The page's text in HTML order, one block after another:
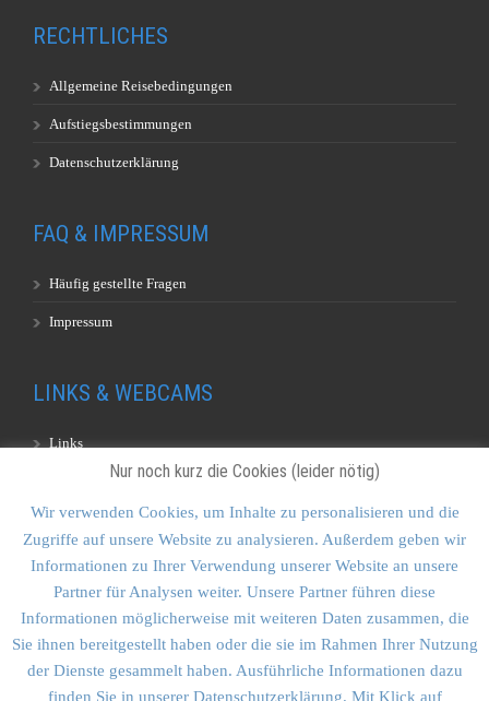
RECHTLICHES
Allgemeine Reisebedingungen
Aufstiegsbestimmungen
Datenschutzerklärung
FAQ & IMPRESSUM
Häufig gestellte Fragen
Impressum
LINKS & WEBCAMS
Links
KONTAKT & SITEMAP
Kontakt
Sitemap
Vulkankultour-BUFF®
Nur noch kurz die Cookies (leider nötig)
Wir verwenden Cookies, um Inhalte zu personalisieren und die
Zugriffe auf unsere Website zu analysieren. Außerdem geben wir
Informationen zu Ihrer Verwendung unserer Website an unsere
Partner für Analysen weiter. Unsere Partner führen diese
Informationen möglicherweise mit weiteren Daten zusammen, die
Sie ihnen bereitgestellt haben oder die sie im Rahmen Ihrer Nutzung
der Dienste gesammelt haben. Ausführliche Informationen dazu
finden Sie in unserer Datenschutzerklärung. Mit Klick auf